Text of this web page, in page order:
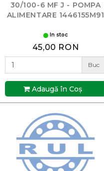
30/100-6 MF J - POMPA
ALIMENTARE 1446155M91
In stoc
45,00 RON
Buc
Adaugă în Coş